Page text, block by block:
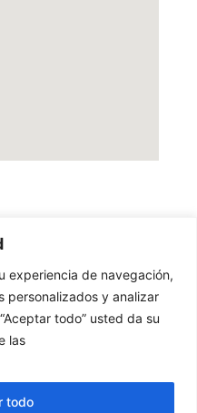
experiencia de navegación,
personalizados y analizar
todo” usted da su
las
todo